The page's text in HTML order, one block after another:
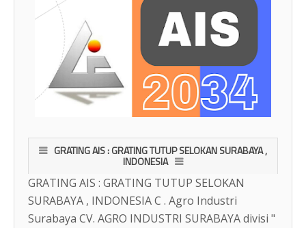
GRATING AIS : GRATING TUTUP SELOKAN SURABAYA ,
INDONESIA
GRATING AIS : GRATING TUTUP SELOKAN
SURABAYA , INDONESIA C . Agro Industri
Surabaya CV. AGRO INDUSTRI SURABAYA divisi "